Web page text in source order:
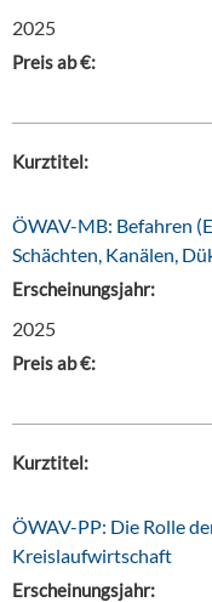
2025
Preis ab €:
Kurztitel:
ÖWAV-MB: Befahren
Schächten, Kanälen,
Erscheinungsjahr:
2025
Preis ab €:
Kurztitel:
ÖWAV-PP: Die Rolle
Kreislaufwirtschaft
Erscheinungsjahr: